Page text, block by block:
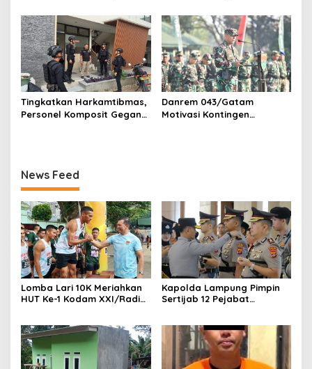
TMMD (TNI Manunggal
Membangun Desa)
Polres Lampung Tengah
Tingkatkan Harkamtibmas,
Personel Komposit Gegana
Danrem 043/Gatam
Motivasi Kontingen
News Feed
Lomba Lari 10K Meriahkan
HUT Ke-1 Kodam XXI/Radin
Kapolda Lampung Pimpin
Sertijab 12 Pejabat
Polri Presisi